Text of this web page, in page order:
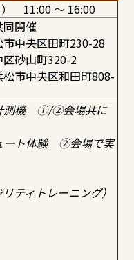
） 11:00 ～ 16:00
同開催
中央区田町230-28
砂山町320-2
市中央区和田町808-
計測機 ①/②会場共に
ート体験 ②会場で実
ティトレーニング）